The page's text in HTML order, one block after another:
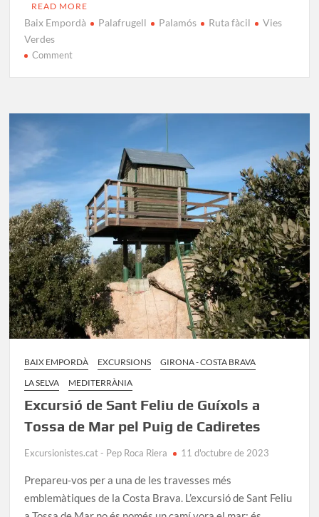
READ MORE
Baix Empordà Palafrugell Palamós Ruta fàcil
Vies
Verdes
Commenton
Tren
Palamós
Palafrugell
BAIX EMPORDÀ EXCURSIONS
GIRONA - COSTA BRAVA
LA SELVA
MEDITERRÀNIA
Excursió de Sant Feliu de Guíxols a
Tossa de Mar pel Puig de Cadiretes
Excursionistes.cat - Pep Roca Riera 11 d'octubre de 2023
Prepareu-vos per a una de les travesses més
emblemàtiques de la Costa Brava. L’excursió de Sant Feliu